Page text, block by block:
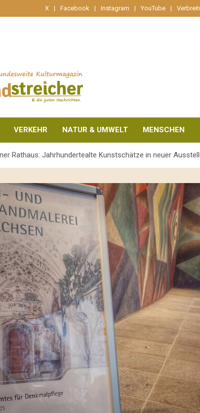
X Facebook Instagram YouTube
VERKEHR NATUR & UMWELT MENSCHEN
Rathaus: Jahrhundertealte Kunstschätze in neuer